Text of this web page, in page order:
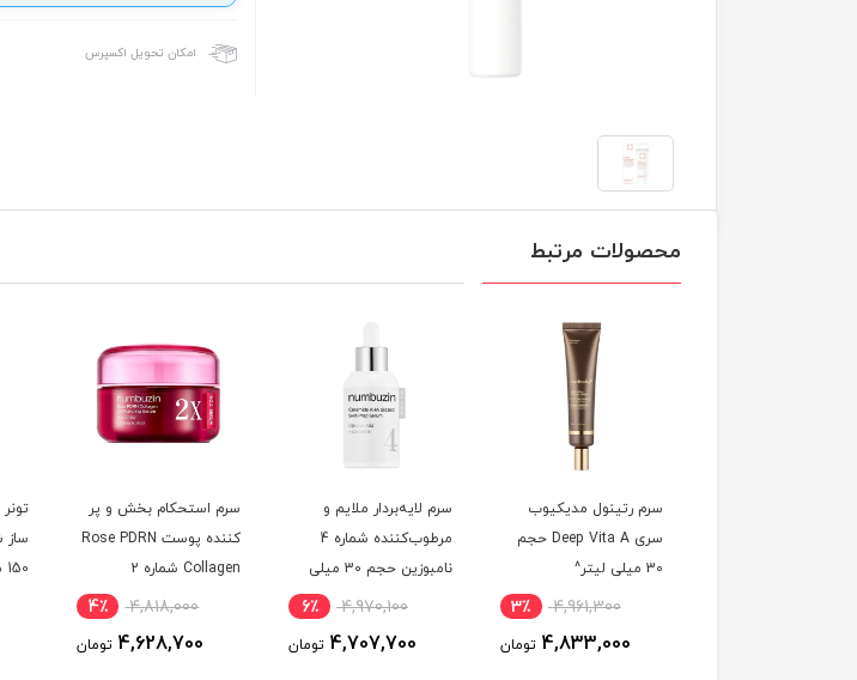
امکان تحویل اکسپرس
محصولات مرتبط
سرم رتینول مدیکیوب
سری Deep Vita A حجم
30 میلی لیتر^
4,961,300 3٪
4,833,000 تومان
سرم لایه‌بردار ملایم و
مرطوب‌کننده شماره 4
نامبوزین حجم 30 میلی
4,970,100 6٪
4,707,700 تومان
سرم استحکام بخش و پر
کننده پوست Rose PDRN
Collagen شماره 2
نامبوزین حجم 30 میلی4,818,000 4٪
4,628,700 تومان
150 میلی لیتر^